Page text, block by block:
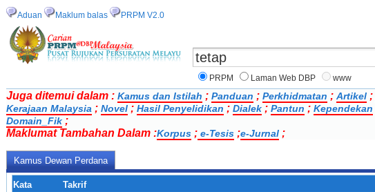
Aduan Maklum balas PRPM V2.0
PRPM
Laman Web DBP www
Juga ditemui dalam : Kamus dan Istilah ; Panduan ; Perkhidmatan ; Artikel ;
Kerajaan Malaysia ; Novel ; Hasil Penyelidikan ; Dialek ; Pantun ; Kependekan
Domain_Fik ;
Maklumat Tambahan Dalam :Korpus ; e-Tesis ;e-Jurnal ;
Kamus Dewan Perdana
Kata Takrif